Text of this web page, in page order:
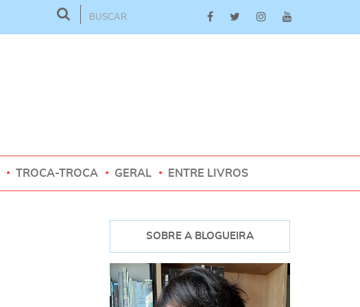
TROCA-TROCA GERAL ENTRE LIVROS
SOBRE A BLOGUEIRA